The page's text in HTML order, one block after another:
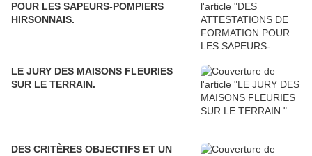
POUR LES SAPEURS-POMPIERS
HIRSONNAIS.
LE JURY DES MAISONS FLEURIES
SUR LE TERRAIN.
DES CRITÈRES OBJECTIFS ET UN